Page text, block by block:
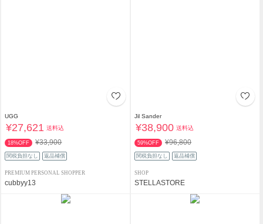
UGG
¥27,621 送料込
18%OFF ¥33,900
関税負担なし 返品補償
PREMIUM PERSONAL SHOPPER
cubbyy13
Jil Sander
¥38,900 送料込
59%OFF ¥96,800
関税負担なし 返品補償
SHOP
STELLASTORE